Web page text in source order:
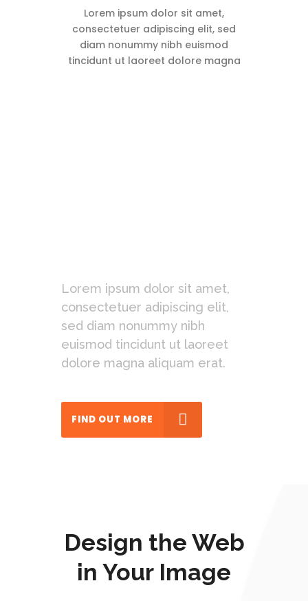
Lorem ipsum dolor sit amet,
consectetuer adipiscing elit, sed
diam nonummy nibh euismod
tincidunt ut laoreet dolore magna
Lorem ipsum dolor sit amet,
consectetuer adipiscing elit,
sed diam nonummy nibh
euismod tincidunt ut laoreet
dolore magna aliquam erat.
FIND OUT MORE
Design the Web
in Your Image